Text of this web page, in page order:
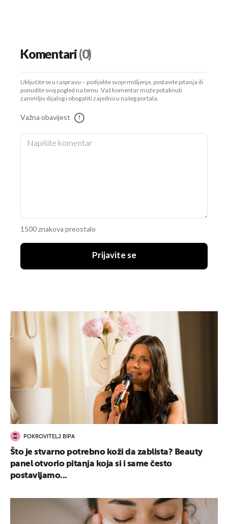
Komentari(0)
Uključite se u raspravu – podijelite svoje mišljenje, postavite pitanja ili
ponudite svoj pogled na temu. Vaš komentar može potaknuti
zanimljiv dijalog i obogatiti zajednicu našeg portala.
Važna obavijest !
1500 znakova preostalo
Prijavite se
POKROVITELJ BIPA
Što je stvarno potrebno koži da zablista? Beauty
panel otvorio pitanja koja si i same često
postavljamo...